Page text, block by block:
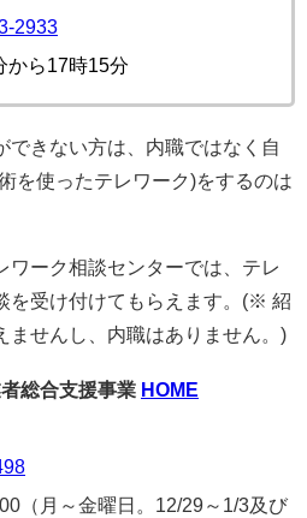
2933
から17時15分
できない方は、内職ではなく自
を使ったテレワーク)をするのは
ワーク相談センターでは、テレ
を受け付けてもらえます。(※ 紹
ませんし、内職はありません。)
総合支援事業 HOME
（月～金曜日。12/29～1/3及び